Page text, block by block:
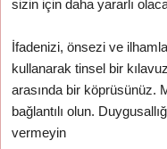
sizin için daha yararlı
İfadenizi, önsezi ve
kullanarak tinsel bir
arasında bir köprüsünüz.
bağlantılı olun.
vermeyin